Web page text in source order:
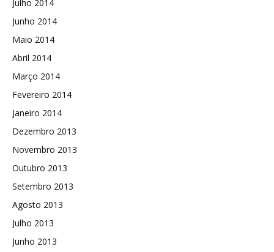
Julho 2014
Junho 2014
Maio 2014
Abril 2014
Março 2014
Fevereiro 2014
Janeiro 2014
Dezembro 2013
Novembro 2013
Outubro 2013
Setembro 2013
Agosto 2013
Julho 2013
Junho 2013